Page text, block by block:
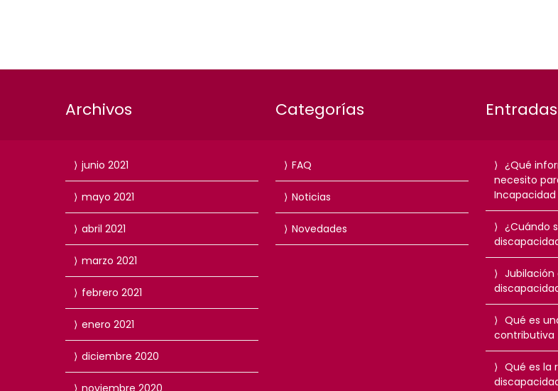
Archivos
junio 2021
mayo 2021
abril 2021
marzo 2021
febrero 2021
enero 2021
diciembre 2020
Categorías
FAQ
Noticias
Novedades
¿Qué
necesito
¿Cuándo
Qué es
contributiva
Qué es la